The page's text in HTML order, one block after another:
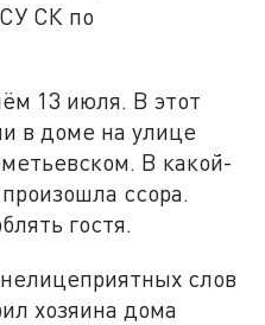
СК по
13 июля. В этот
в доме на улице
В какой-
ссора.
гостя.
слов
хозяина дома